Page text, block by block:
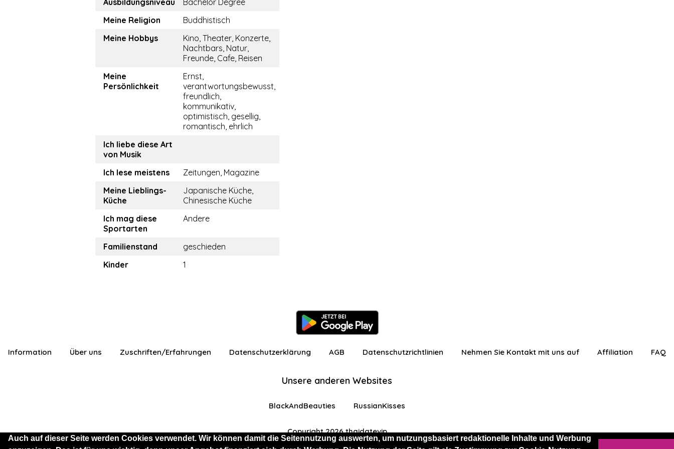
Auch auf dieser Seite werden Cookies verwendet. Wir können damit die Seitennutzung auswerten, um nutzungsbasiert redaktionelle Inhalte und Werbung
Ausbildungsniveau
Bachelor Degree
Meine Religion
Buddhistisch
Meine Hobbys
Kino, Theater, Konzerte,
Nachtbars, Natur,
Freunde, Cafe, Reisen
Meine
Persönlichkeit
Ernst,
verantwortungsbewusst,
freundlich,
kommunikativ,
optimistisch, gesellig,
romantisch, ehrlich
Ich liebe diese Art
von Musik
Ich lese meistens
Zeitungen, Magazine
Meine Lieblings-
Küche
Japanische Küche,
Chinesische Küche
Ich mag diese
Sportarten
Andere
Familienstand
geschieden
Kinder
1
Information Über uns Zuschriften/Erfahrungen Datenschutzerklärung AGB Datenschutzrichtlinien Nehmen Sie Kontakt mit uns auf Affiliation FAQ
Unsere anderen Websites
BlackAndBeauties RussianKisses
Copyright 2026 thaidatevip